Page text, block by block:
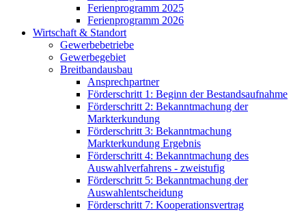
Ferienprogramm 2025
Ferienprogramm 2026
Wirtschaft & Standort
Gewerbebetriebe
Gewerbegebiet
Breitbandausbau
Ansprechpartner
Förderschritt 1: Beginn der Bestandsaufnahme
Förderschritt 2: Bekanntmachung der
Markterkundung
Förderschritt 3: Bekanntmachung
Markterkundung Ergebnis
Förderschritt 4: Bekanntmachung des
Auswahlverfahrens - zweistufig
Förderschritt 5: Bekanntmachung der
Auswahlentscheidung
Förderschritt 7: Kooperationsvertrag